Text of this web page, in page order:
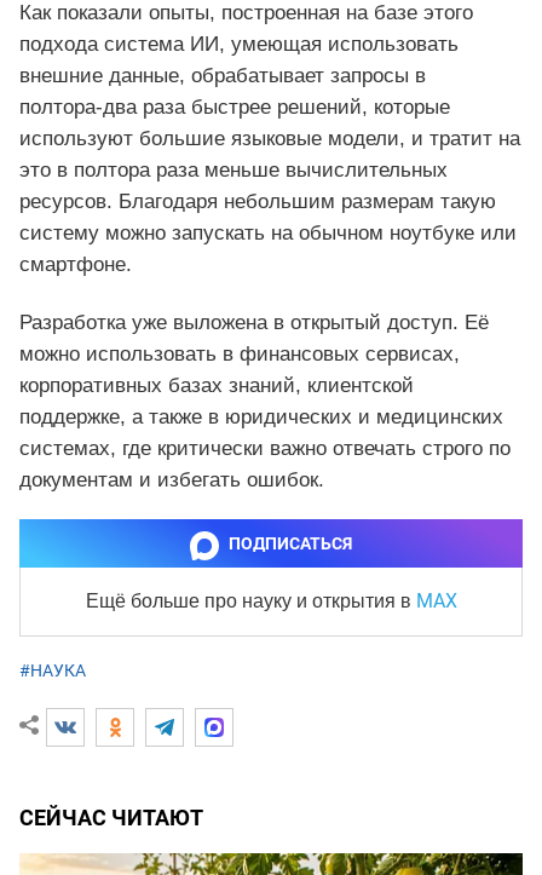
Как показали опыты, построенная на базе этого
подхода система ИИ, умеющая использовать
внешние данные, обрабатывает запросы в
полтора‑два раза быстрее решений, которые
используют большие языковые модели, и тратит на
это в полтора раза меньше вычислительных
ресурсов. Благодаря небольшим размерам такую
систему можно запускать на обычном ноутбуке или
смартфоне.
Разработка уже выложена в открытый доступ. Её
можно использовать в финансовых сервисах,
корпоративных базах знаний, клиентской
поддержке, а также в юридических и медицинских
системах, где критически важно отвечать строго по
документам и избегать ошибок.
ПОДПИСАТЬСЯ
Ещё больше про науку и открытия в MAX
#НАУКА
СЕЙЧАС ЧИТАЮТ